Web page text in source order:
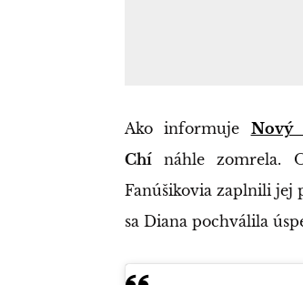
Ako informuje Nový
Chí náhle zomrela.
Fanúšikovia zaplnili
sa Diana pochválila